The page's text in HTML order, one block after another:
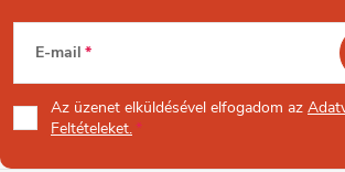
L
á
b
E-mail
Az üzenet elküldésével elfogadom az
Feltételeket.